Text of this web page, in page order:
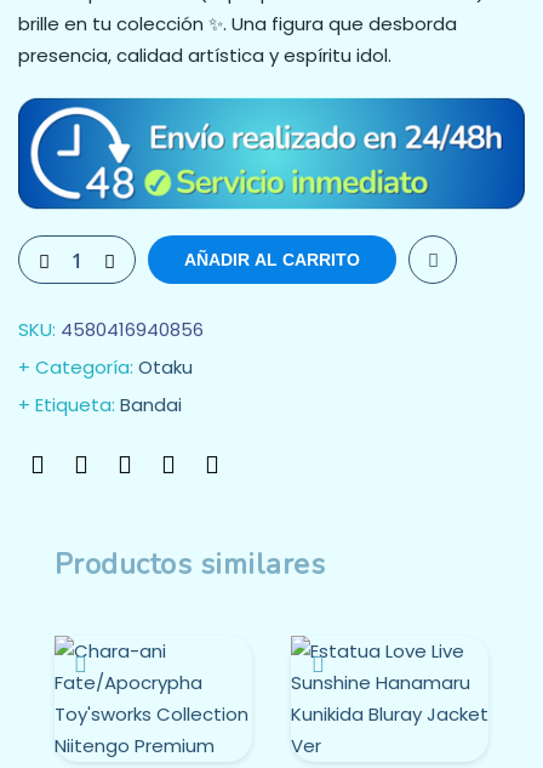
brille en tu colección ✨. Una figura que desborda
presencia, calidad artística y espíritu idol.
AÑADIR AL CARRITO
SKU: 4580416940856
Categoría: Otaku
Etiqueta: Bandai
Productos similares